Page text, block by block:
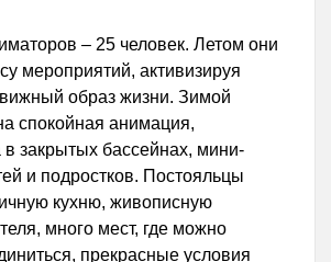
– 25 человек. Летом они
мероприятий, активизируя
образ жизни. Зимой
спокойная анимация,
в закрытых бассейнах, мини-
и подростков. Постояльцы
кухню, живописную
много мест, где можно
прекрасные условия